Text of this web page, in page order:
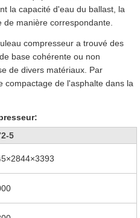
la capacité d'eau du ballast, la
manière correspondante.
compresseur a trouvé des
base cohérente ou non
de divers matériaux. Par
compactage de l'asphalte dans la
5